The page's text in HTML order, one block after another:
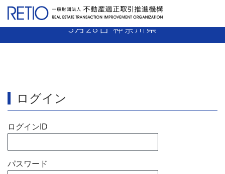
【25-07】売主業者 指示処分 平成26年
3月28日 神奈川県
ログイン
ログインID
パスワード